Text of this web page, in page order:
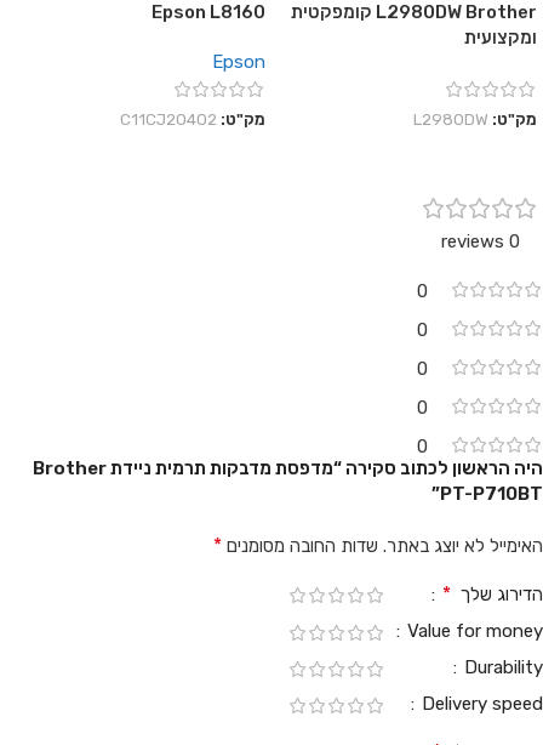
L2980DW Brother קומפקטית
ומקצועית
מק"ט: L2980DW
Epson L8160
Epson
מק"ט: C11CJ20402
0 reviews
0
0
0
0
0
היה הראשון לכתוב סקירה “מדפסת מדבקות תרמית ניידת Brother
PT-P710BT”
האימייל לא יוצג באתר. שדות החובה מסומנים *
הדירוג שלך *
Value for money
Durability
Delivery speed